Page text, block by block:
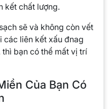
kết chất lượng.
sẽ và không còn vết
các liên kết xấu đnag
bạn có thể mất vị trí
Của Bạn Có